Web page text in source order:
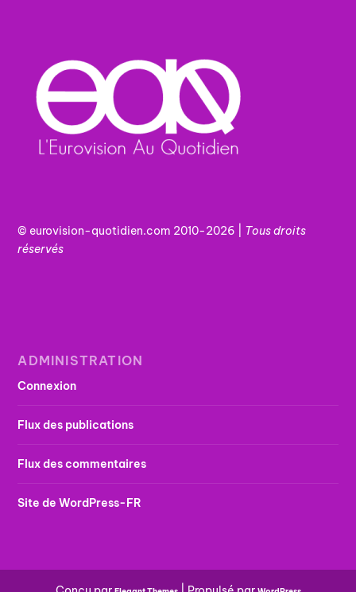
© eurovision-quotidien.com 2010-2026 | Tousdroits
réservés
ADMINISTRATION
Connexion
Flux des publications
Flux des commentaires
Site de WordPress-FR